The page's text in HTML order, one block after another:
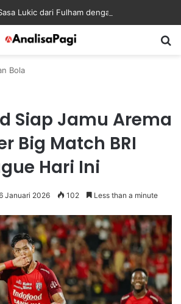
Bola
Siap Jamu Arema
Big Match BRI
Hari Ini
Januari 2026 102 Less than a minute